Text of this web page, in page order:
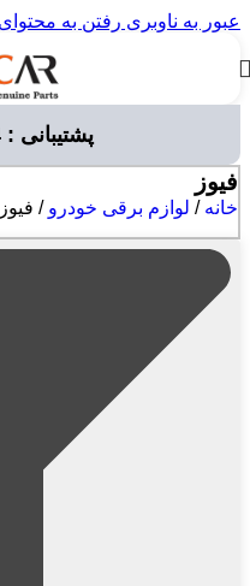
عبور به ناوبری رفتن به
پشتیبانی : 09373081404
فیوز
خانه/ لوازم برقی خودرو/ فیوز